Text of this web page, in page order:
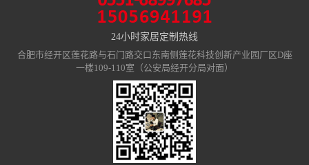
24小时家居定制热线
合肥市经开区莲花路与石门路交口东南侧莲花科技创新产业园厂区D座
一楼109-110室（公安局经开分局对面）